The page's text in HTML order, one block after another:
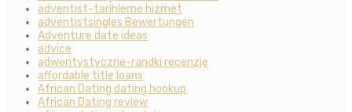
adventist-tarihleme hizmet
adventistsingles Bewertungen
Adventure date ideas
advice
adwentystyczne-randki recenzje
affordable title loans
African Dating dating hookup
African Dating review